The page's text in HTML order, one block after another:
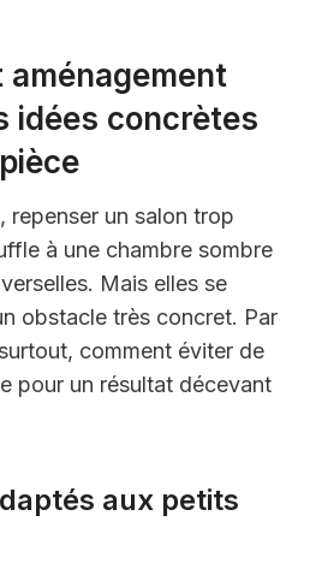
aménagement
idées concrètes
repenser un salon trop
à une chambre sombre
Mais elles se
obstacle très concret. Par
comment éviter de
pour un résultat décevant
aux petits